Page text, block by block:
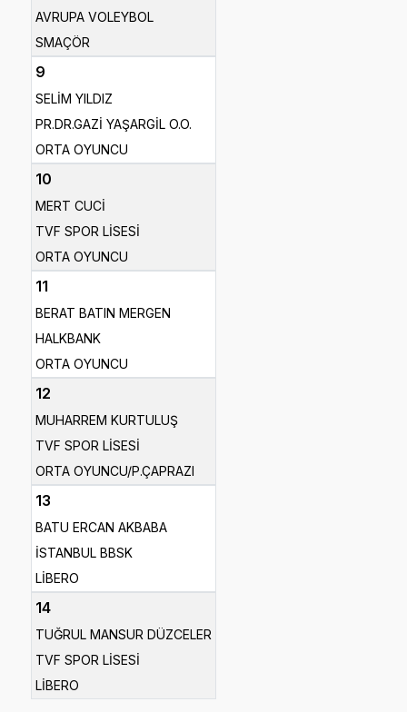
AVRUPA VOLEYBOL
SMAÇÖR
9
SELİM YILDIZ
PR.DR.GAZİ YAŞARGİL O.O.
ORTA OYUNCU
10
MERT CUCİ
TVF SPOR LİSESİ
ORTA OYUNCU
11
BERAT BATIN MERGEN
HALKBANK
ORTA OYUNCU
12
MUHARREM KURTULUŞ
TVF SPOR LİSESİ
ORTA OYUNCU/P.ÇAPRAZI
13
BATU ERCAN AKBABA
İSTANBUL BBSK
LİBERO
14
TUĞRUL MANSUR DÜZCELER
TVF SPOR LİSESİ
LİBERO